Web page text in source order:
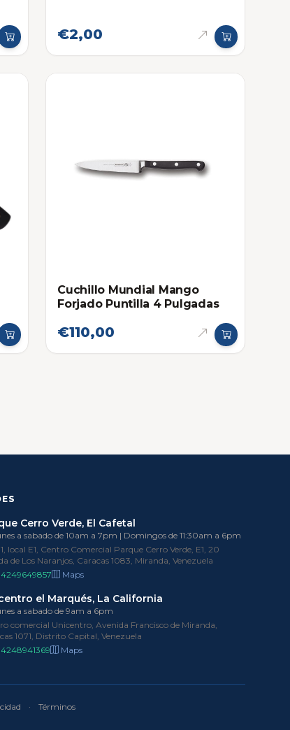
€2,00
Cuchillo Mundial Mango
Forjado Puntilla 4 Pulgadas
€110,00
Cerro Verde, El Cafetal
a sabado de 10am a 7pm | Domingos de 11:30am a 6pm
local E1, Centro Comercial Parque Cerro Verde, E1, 20
de Los Naranjos, Caracas 1083, Miranda, Venezuela
Maps
el Marqués, La California
a sabado de 9am a 6pm
comercial Unicentro, Avenida Francisco de Miranda,
1071, Distrito Capital, Venezuela
Maps
· Términos